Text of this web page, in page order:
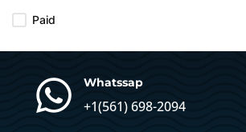
Paid
 Whatssap
+1(561) 698-2094